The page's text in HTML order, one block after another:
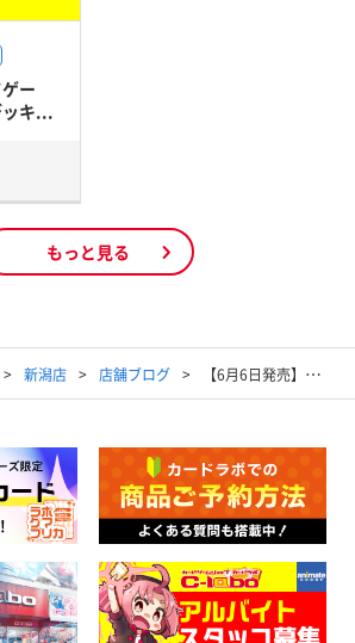
ー
キ...
もっと見る
新潟店 店舗ブログ 【6月6日発売】ポケモンカードゲーム 拡張パック「ブラックボルト」抽選販売のお知らせ カードラボ新潟店